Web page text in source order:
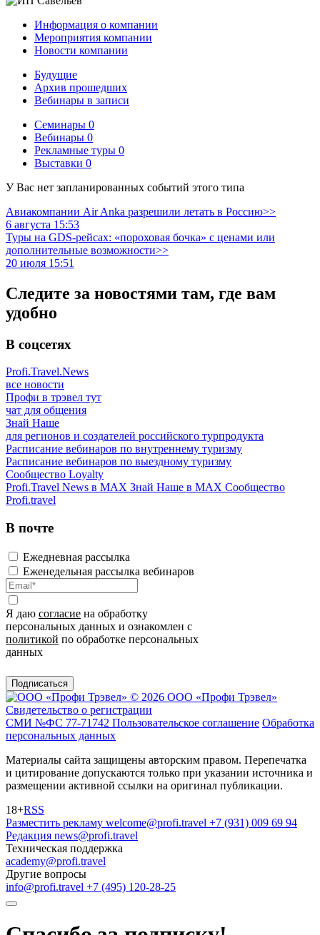
Информация о компании
Мероприятия компании
Новости компании
Будущие
Архив прошедших
Вебинары в записи
Семинары 0
Вебинары 0
Рекламные туры 0
Выставки 0
У Вас нет запланированных событий этого типа
Авиакомпании Air Anka разрешили летать в Россию>>
6 августа 15:53
Туры на GDS-рейсах: «пороховая бочка» с ценами или
дополнительные возможности>>
20 июля 15:51
Следите за новостями там, где вам
удобно
В соцсетях
Profi.Travel.News
все новости
Профи в трэвел тут
чат для общения
Знай Наше
для регионов и создателей российского турпродукта
Расписание вебинаров по внутреннему туризму
Расписание вебинаров по выездному туризму
Сообщество Loyalty
Profi.Travel News в MAX Знай Наше в MAX Сообщество
Profi.travel
В почте
Ежедневная рассылка
Еженедельная рассылка вебинаров
Я даю согласие на обработку
персональных данных и ознакомлен с
политикой по обработке персональных
данных
Подписаться
© 2026 ООО «Профи Трэвeл»
Свидетельство о регистрации
СМИ №ФС 77-71742 Пользовательское соглашение Обработка
персональных данных
Материалы сайта защищены авторским правом. Перепечатка
и цитирование допускаются только при указании источника и
размещении активной ссылки на оригинал публикации.
18+RSS
Разместить рекламу welcome@profi.travel +7 (931) 009 69 94
Редакция news@profi.travel
Техническая поддержка
academy@profi.travel
Другие вопросы
info@profi.travel +7 (495) 120-28-25